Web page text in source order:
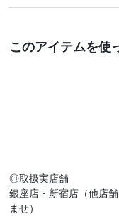
このアイテムを使
◎取扱実店舗
銀座店・新宿店（他店
ませ）